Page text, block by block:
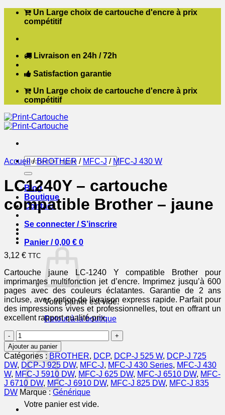
Passer Un Large choix de cartouche d'encre à prix
compétitif
Livraison en 24h / 72h
Satisfaction garantie
Un Large choix de cartouche d'encre à prix
compétitif
Recherche
pour :
Blog
Boutique
Contact
Se connecter / S’inscrire
Panier /0,00 € 0
Votre panier est vide.
Retour à la boutique
Panier
Votre panier est vide.
Accueil / BROTHER / MFC-J / MFC-J 430 W
LC1240Y – cartouche
compatible Brother – jaune
3,12 € TTC
Cartouche jaune LC-1240 Y compatible Brother pour
imprimantes multifonction jet d’encre. Imprimez jusqu’à 600
pages avec des couleurs éclatantes. Garantie de 2 ans
incluse, avec option de livraison express rapide. Parfait pour
des impressions vives et professionnelles, tout en offrant un
excellent rapport qualité-prix.
quantité
de
LC1240Y
-
cartouche
compatible
Brother
-
jaune
Ajouter au panier
Catégories : BROTHER, DCP, DCP-J 525 W, DCP-J 725
DW, DCP-J 925 DW, MFC-J, MFC-J 430 Series, MFC-J 430
W, MFC-J 5910 DW, MFC-J 625 DW, MFC-J 6510 DW, MFC-
J 6710 DW, MFC-J 6910 DW, MFC-J 825 DW, MFC-J 835
DW Marque :Générique